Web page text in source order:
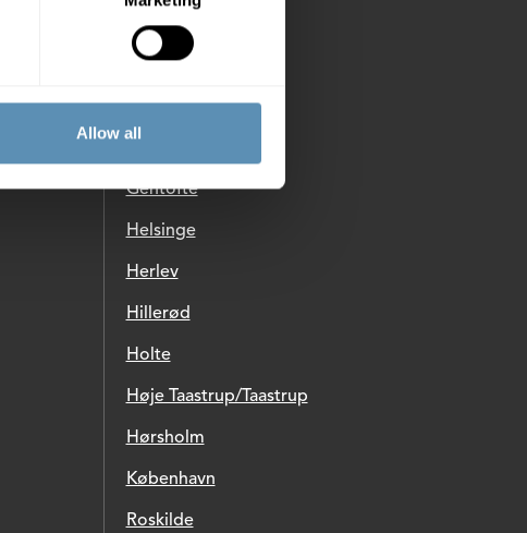
Allow all
Amager
Ballerup
Birkerød
Gentofte
Helsinge
Herlev
Hillerød
Holte
Høje Taastrup/Taastrup
Hørsholm
København
Roskilde